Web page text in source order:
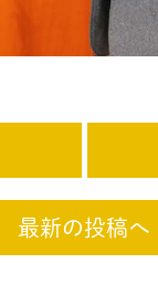
最新の投稿へ